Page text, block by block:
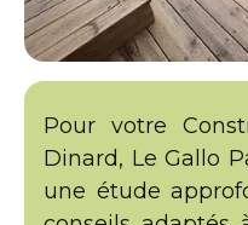
Pour votre
Dinard, Le Gallo
une étude